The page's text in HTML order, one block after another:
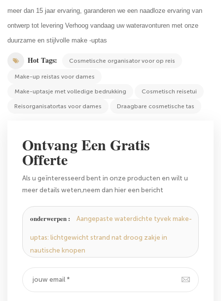
meer dan 15 jaar ervaring, garanderen we een naadloze ervaring van
ontwerp tot levering Verhoog vandaag uw wateravonturen met onze
duurzame en stijlvolle make -uptas
Hot Tags: Cosmetische organisator voor op reis
Make-up reistas voor dames
Make-uptasje met volledige bedrukking Cosmetisch reisetui
Reisorganisatortas voor dames Draagbare cosmetische tas
Ontvang Een Gratis
Offerte
Als u geïnteresseerd bent in onze producten en wilt u
meer details weten,neem dan hier een bericht
kunnen.
onderwerpen : Aangepaste waterdichte tyvek make-
uptas: lichtgewicht strand nat droog zakje in
nautische knopen